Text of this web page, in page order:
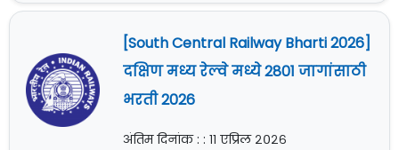
[South Central Railway Bharti 2026]
दक्षिण मध्य रेल्वे मध्ये 2801 जागांसाठी
भरती 2026
अंतिम दिनांक : : ११ एप्रिल २०२६